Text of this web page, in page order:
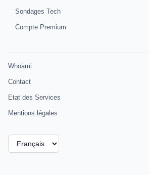
Sondages Tech
Compte Premium
Whoami
Contact
Etat des Services
Mentions légales
Choisir
une